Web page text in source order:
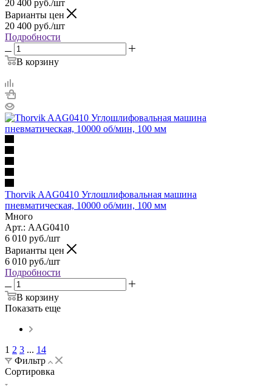
20 400 руб./шт
Варианты цен
20 400 руб./шт
Подробности
В корзину
Thorvik AAG0410 Углошлифовальная машина
пневматическая, 10000 об/мин, 100 мм
Много
Арт.: AAG0410
6 010 руб./шт
Варианты цен
6 010 руб./шт
Подробности
В корзину
Показать еще
1 2 3 ... 14
Фильтр
Сортировка